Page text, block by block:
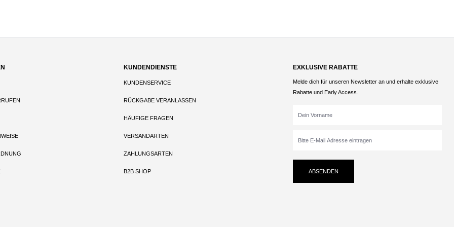
KUNDENDIENSTE
KUNDENSERVICE
RÜCKGABE VERANLASSEN
HÄUFIGE FRAGEN
VERSANDARTEN
ZAHLUNGSARTEN
B2B SHOP
EXKLUSIVE RABATTE
Melde dich für unseren Newsletter an und erhalte exklusive
Rabatte und Early Access.
ABSENDEN